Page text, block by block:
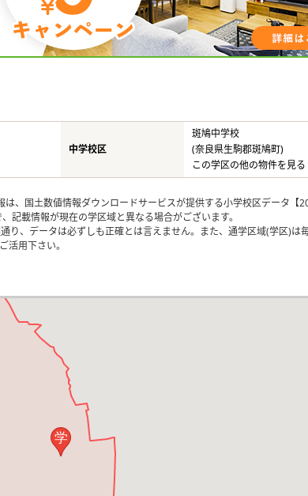
中学校区
斑鳩中学校
(奈良県生駒郡斑鳩町)
この学区の他の物件を見る
、国土数値情報ダウンロードサービスが提供する小学校区データ【
記載情報が現在の学区域と異なる場合がございます。
り、データは必ずしも正確とは言えません。また、通学区域(学区)は
活用下さい。
学